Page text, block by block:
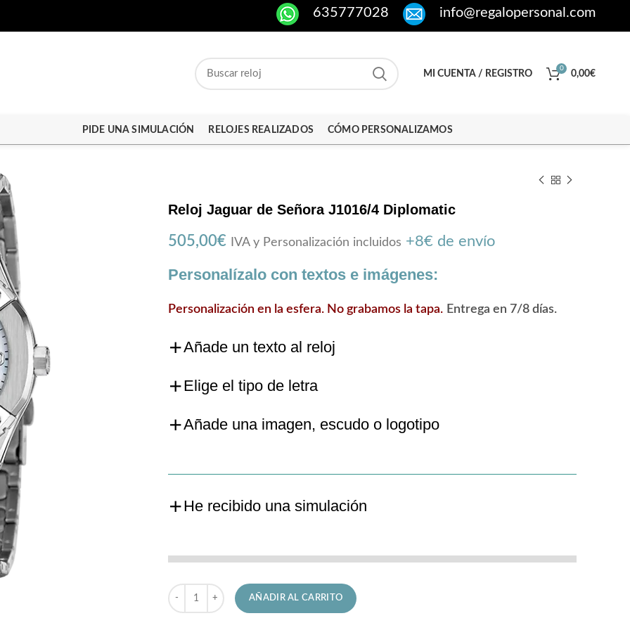
635777028 info@regalopersonal.com
MI CUENTA / REGISTRO
0
0,00€
PIDE UNA SIMULACIÓN RELOJES REALIZADOS CÓMO PERSONALIZAMOS
Reloj Jaguar de Señora J1016/4 Diplomatic
505,00€ IVA y Personalización incluidos +8€ de envío
Personalízalo con textos e imágenes:
Personalización en la esfera. No grabamos la tapa. Entrega en 7/8 días.
Añade un texto al reloj
Elige el tipo de letra
Añade una imagen, escudo o logotipo
He recibido una simulación
Reloj Jaguar de Señora J1016/4 Diplomatic cantidad
AÑADIR AL CARRITO